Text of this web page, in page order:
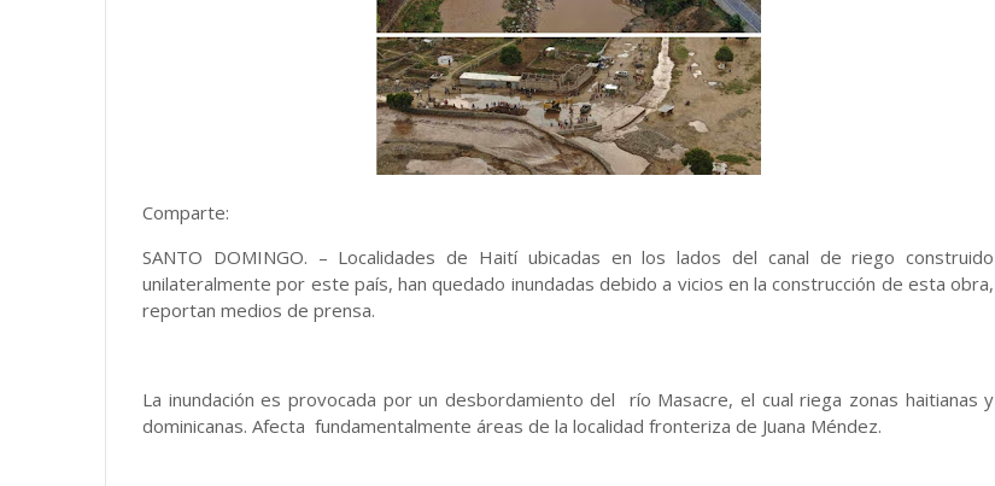
Comparte:
SANTO DOMINGO. – Localidades de Haití ubicadas en los lados del canal de riego construido
unilateralmente por este país, han quedado inundadas debido a vicios en la construcción de esta obra,
reportan medios de prensa.
La inundación es provocada por un desbordamiento del río Masacre, el cual riega zonas haitianas y
dominicanas. Afecta fundamentalmente áreas de la localidad fronteriza de Juana Méndez.